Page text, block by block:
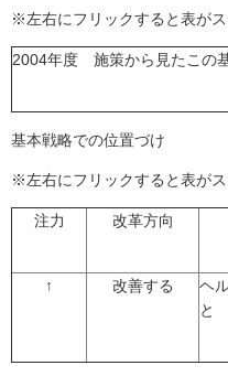
※左右にフリックすると表がス
2004年度 施策から見たこの
基本戦略での位置づけ
※左右にフリックすると表がス
注力 改革方向
↑ 改善する
ヘ
と